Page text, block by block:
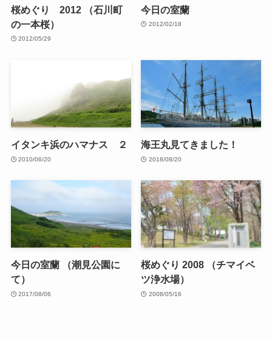
桜めぐり 2012 （石川町
の一本桜）
2012/05/29
今日の室蘭
2012/02/18
イタンキ浜のハマナス ２
2010/06/20
海王丸見てきました！
2018/08/20
今日の室蘭 （潮見公園に
て）
2017/08/06
桜めぐり 2008 （チマイベ
ツ浄水場）
2008/05/16